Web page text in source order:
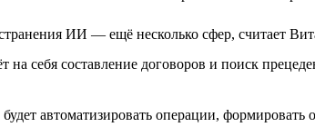
ИИ — ещё несколько сфер, считает
на себя составление договоров и поиск
автоматизировать операции,